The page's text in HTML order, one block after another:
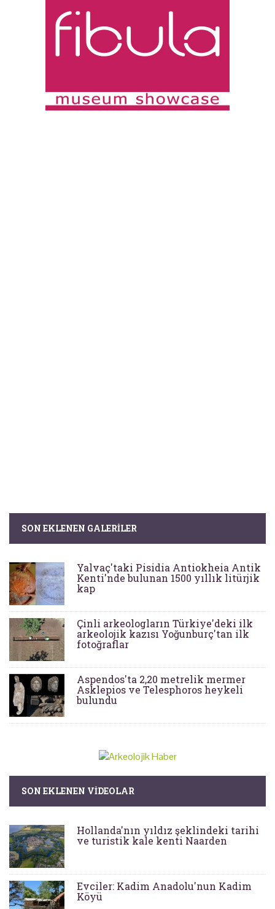
SON EKLENEN GALERILER
Yalvaç'taki Pisidia Antiokheia Antik
Kenti'nde bulunan 1500 yıllık litürjik
kap
Çinli arkeologların Türkiye'deki ilk
arkeolojik kazısı Yoğunburç'tan ilk
fotoğraflar
Aspendos'ta 2,20 metrelik mermer
Asklepios ve Telesphoros heykeli
bulundu
SON EKLENEN VIDEOLAR
Hollanda'nın yıldız şeklindeki tarihi
ve turistik kale kenti Naarden
Evciler: Kadim Anadolu'nun Kadim
Köyü